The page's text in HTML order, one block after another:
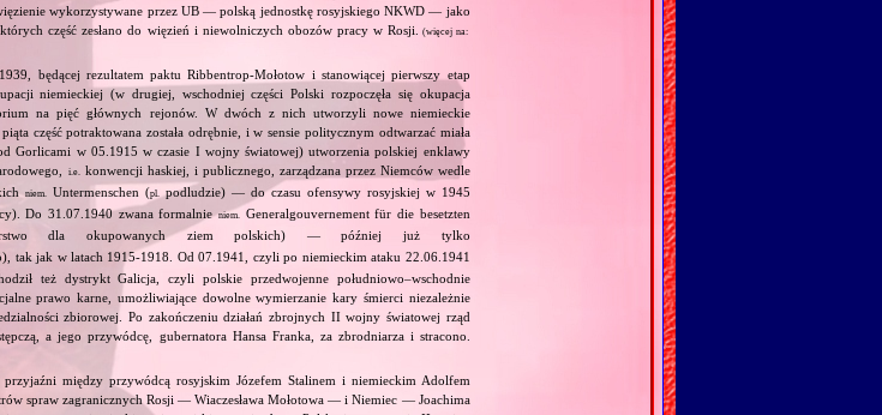
wykorzystywane przez UB — polską jednostkę rosyjskiego NKWD — jako
część zesłano do więzień i niewolniczych obozów pracy w Rosji.
(więcej na:
będącej rezultatem paktu Ribbentrop‐Mołotow i stanowiącej pierwszy etap
niemieckiej (w drugiej, wschodniej części Polski rozpoczęła się okupacja
na pięć głównych rejonów. W dwóch z nich utworzyli nowe niemieckie
część potraktowana została odrębnie, i w sensie politycznym odtwarzać miała
Gorlicami w 05.1915 w czasie I wojny światowej) utworzenia polskiej enklawy
i.e.
konwencji haskiej, i publicznego, zarządzana przez Niemców wedle
niem. Untermenschen (pl.
podludzie) — do czasu ofensywy rosyjskiej w 1945
Do 31.07.1940 zwana formalnieniem.
Generalgouvernement für die besetzten
dla okupowanych ziem polskich) — później już tylko
tak jak w latach 1915‐1918. Od 07.1941, czyli po niemieckim ataku 22.06.1941
też dystrykt Galicja, czyli polskie przedwojenne południowo–wschodnie
prawo karne, umożliwiające dowolne wymierzanie kary śmierci niezależnie
zbiorowej. Po zakończeniu działań zbrojnych II wojny światowej rząd
a jego przywódcę, gubernatora Hansa Franka, za zbrodniarza i stracono.
między przywódcą rosyjskim Józefem Stalinem i niemieckim Adolfem
spraw zagranicznych Rosji — Wiaczesława Mołotowa — i Niemiec — Joachima